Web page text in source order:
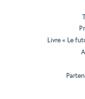
Livre « Le